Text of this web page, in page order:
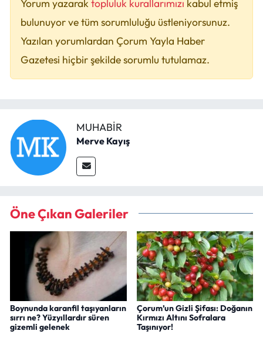
Yorum yazarak topluluk kurallarımızı kabul etmiş
bulunuyor ve tüm sorumluluğu üstleniyorsunuz.
Yazılan yorumlardan Çorum Yayla Haber
Gazetesi hiçbir şekilde sorumlu tutulamaz.
MUHABIR
Merve Kayış
Öne Çıkan Galeriler
Boynunda karanfil taşıyanların
sırrı ne? Yüzyıllardır süren
gizemli gelenek
Çorum’un Gizli Şifası: Doğanın
Kırmızı Altını Sofralara
Taşınıyor!